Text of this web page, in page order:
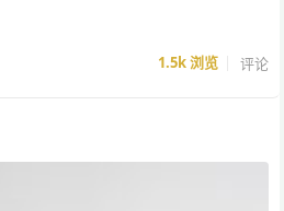
1.5k浏览 评论